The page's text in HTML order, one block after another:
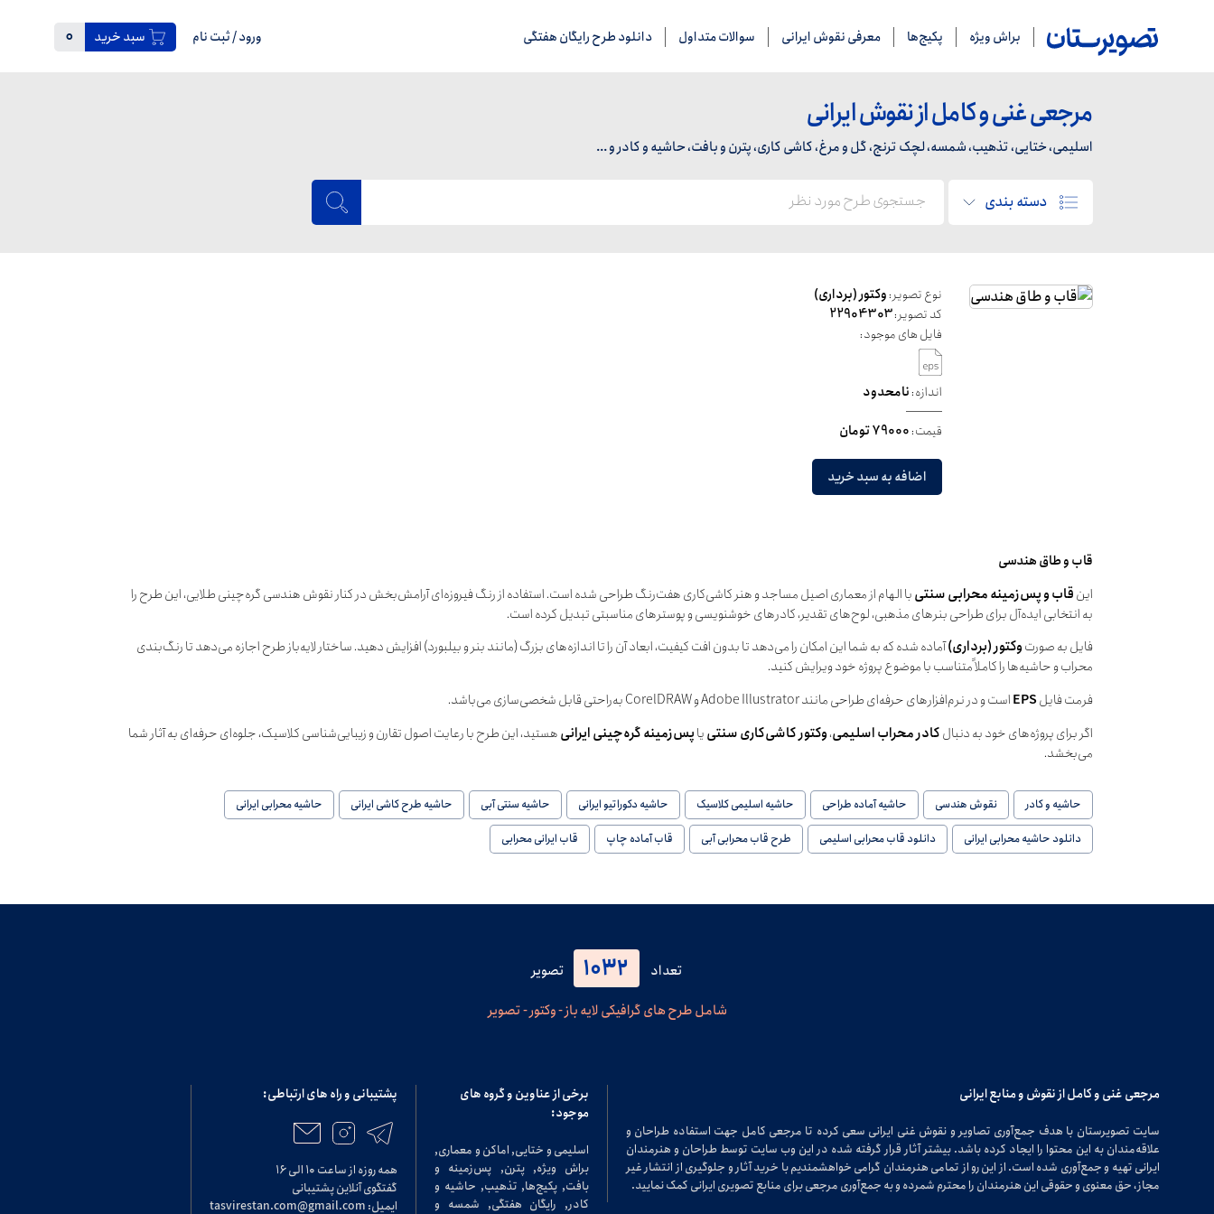
براش ویژه پکیج‌ها معرفی نقوش ایرانی سوالات متداول دانلود طرح رایگان هفتگی سبد خرید 0 ورود/ثبت نام
مرجعی غنی و کامل از نقوش ایرانی
اسلیمی، ختایی، تذهیب، شمسه، لچک ترنج، گل و مرغ، کاشی کاری، پترن و بافت، حاشیه و کادر و ...
دسته بندی
نوع تصویر:وکتور (برداری)
کد تصویر:22904303
فایل های موجود:
اندازه:نامحدود
قیمت:79000 تومان
اضافه به سبد خرید
قاب و طاق هندسی
اینقاب و پس‌زمینه محرابی سنتیبا الهام از معماری اصیل مساجد و هنر کاشی‌کاری هفت‌رنگ طراحی شده است. استفاده از رنگ فیروزه‌ای آرامش‌بخش در کنار نقوش هندسی گره‌چینی طلایی، این طرح را
به انتخابی ایده‌آل برای طراحی بنرهای مذهبی، لوح‌های تقدیر، کادرهای خوشنویسی و پوسترهای مناسبتی تبدیل کرده است.
فایل به صورتوکتور (برداری)آماده شده که به شما این امکان را می‌دهد تا بدون افت کیفیت، ابعاد آن را تا اندازه‌های بزرگ (مانند بنر و بیلبورد) افزایش دهید. ساختار لایه‌باز طرح اجازه می‌دهد تا رنگ‌بندی
محراب و حاشیه‌ها را کاملاً متناسب با موضوع پروژه خود ویرایش کنید.
فرمت فایلEPSاست و در نرم‌افزارهای حرفه‌ای طراحی مانند Adobe Illustrator و CorelDRAW به‌راحتی قابل شخصی‌سازی می‌باشد.
اگر برای پروژه‌های خود به دنبالکادر محراب اسلیمی،وکتور کاشی‌کاری سنتییاپس‌زمینه گره‌چینی ایرانیهستید، این طرح با رعایت اصول تقارن و زیبایی‌شناسی کلاسیک، جلوه‌ای حرفه‌ای به آثار شما
می‌بخشد.
حاشیه و کادر نقوش هندسی حاشیه آماده طراحی حاشیه اسلیمی کلاسیک حاشیه دکوراتیو ایرانی حاشیه سنتی آبی حاشیه طرح کاشی ایرانی
حاشیه محرابی ایرانی
دانلود حاشیه محرابی ایرانی
دانلود قاب محرابی اسلیمی طرح قاب محرابی آبی قاب آماده چاپ قاب ایرانی محرابی
تعداد 1032
تصویر
شامل طرح های گرافیکی لایه باز - وکتور - تصویر
مرجعی غنی و کامل از نقوش و منابع ایرانی
سایت تصویرستان با هدف جمع‌آوری تصاویر و نقوش غنی ایرانی سعی کرده تا مرجعی کامل جهت استفاده طراحان و
علاقه‌مندان به این محتوا را ایجاد کرده باشد. بیشتر آثار قرار گرفته شده در این وب سایت توسط طراحان و هنرمندان
ایرانی تهیه و جمع‌آوری شده است. از این رو از تمامی هنرمندان گرامی خواهشمندیم با خرید آثار و جلوگیری از انتشار غیر
مجاز، حق معنوی و حقوقی این هنرمندان را محترم شمرده و به جمع‌آوری مرجعی برای منابع تصویری ایرانی کمک نمایید.
برخی از عناوین و گروه های
موجود:
اسلیمی و ختایی, اماکن و معماری,
براش ویژه, پترن, پس‌زمینه و
بافت, پکیج‌ها, تذهیب, حاشیه و
کادر, رایگان هفتگی, شمسه و
پشتیبانی و راه های ارتباطی:
همه روزه از ساعت ۱۰ الی ۱۶
گفتگوی آنلاین پشتیبانی
ایمیل: tasvirestan.com@gmail.com